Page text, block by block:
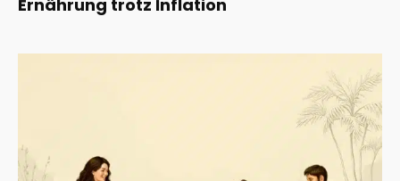
Ernährung trotz Inflation